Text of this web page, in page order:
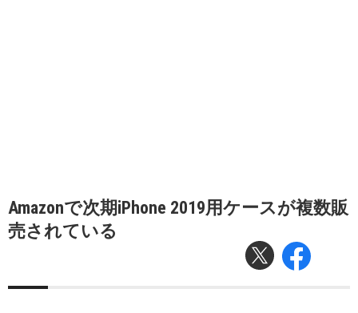
Amazonで次期iPhone 2019用ケースが複数販
売されている